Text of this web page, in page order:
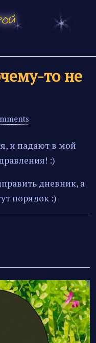
то не
и падают в мой
:)
дневник, а
порядок :)